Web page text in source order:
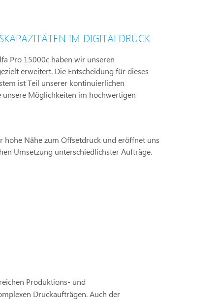
IM DIGITALDRUCK
Pro 15000c haben wir unseren
erweitert. Die Entscheidung für dieses
ist Teil unserer kontinuierlichen
Möglichkeiten im hochwertigen
hohe Nähe zum Offsetdruck und eröffnet uns
Umsetzung unterschiedlichster Aufträge.
Produktions- und
Druckaufträgen. Auch der